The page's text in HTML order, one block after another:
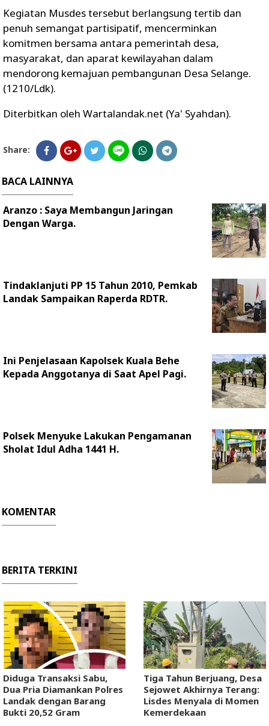
Kegiatan Musdes tersebut berlangsung tertib dan
penuh semangat partisipatif, mencerminkan
komitmen bersama antara pemerintah desa,
masyarakat, dan aparat kewilayahan dalam
mendorong kemajuan pembangunan Desa Selange.
(1210/Ldk).
Diterbitkan oleh Wartalandak.net (Ya' Syahdan).
Share:
BACA LAINNYA
Aranzo : Saya Membangun Jaringan
Dengan Warga.
Tindaklanjuti PP 15 Tahun 2010, Pemkab
Landak Sampaikan Raperda RDTR.
Ini Penjelasaan Kapolsek Kuala Behe
Kepada Anggotanya di Saat Apel Pagi.
Polsek Menyuke Lakukan Pengamanan
Sholat Idul Adha 1441 H.
KOMENTAR
BERITA TERKINI
Diduga Transaksi Sabu,
Dua Pria Diamankan Polres
Landak dengan Barang
Bukti 20,52 Gram
Tiga Tahun Berjuang, Desa
Sejowet Akhirnya Terang:
Lisdes Menyala di Momen
Kemerdekaan